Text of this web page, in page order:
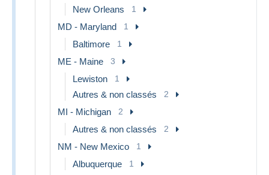
New Orleans 1
MD - Maryland 1
Baltimore 1
ME - Maine 3
Lewiston 1
Autres & non classés 2
MI - Michigan 2
Autres & non classés 2
NM - New Mexico 1
Albuquerque 1